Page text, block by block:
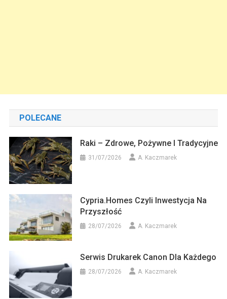
POLECANE
Raki – Zdrowe, Pożywne I Tradycyjne
31/07/2026 A. Kaczmarek
Cypria.homes Czyli Inwestycja Na
Przyszłość
28/07/2026 A. Kaczmarek
Serwis Drukarek Canon Dla Każdego
28/07/2026 A. Kaczmarek